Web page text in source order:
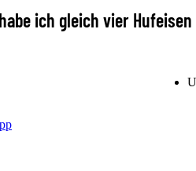
ich gleich vier